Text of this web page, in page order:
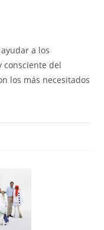
a los
consciente del
los más necesitados